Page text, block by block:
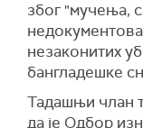
због "мучења,
незаконитих
бангладешке
Тадашњи члан
да је Одбор